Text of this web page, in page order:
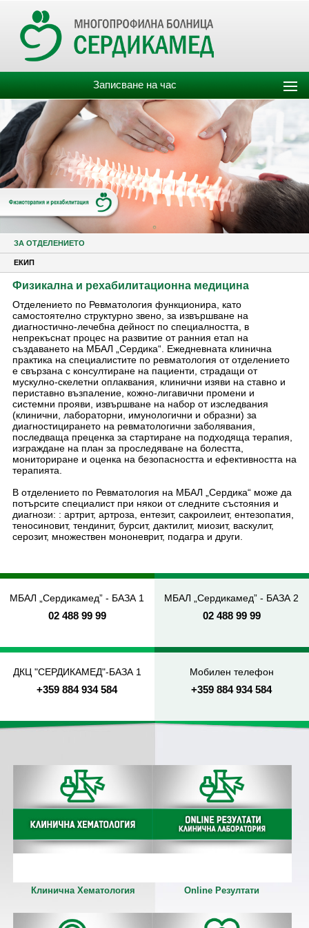
Записване на час
ЗА ОТДЕЛЕНИЕТО
ЕКИП
МБАЛ „Сердикамед” - БАЗА 1
02 488 99 99
МБАЛ „Сердикамед” - БАЗА 2
02 488 99 99
ДКЦ "СЕРДИКАМЕД"-БАЗА 1
+359 884 934 584
Мобилен телефон
+359 884 934 584
Клинична Хематология Online Резултати